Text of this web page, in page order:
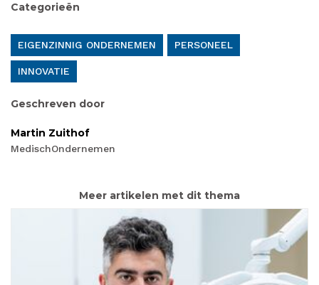
Categorieën
EIGENZINNIG ONDERNEMEN PERSONEEL
INNOVATIE
Geschreven door
Martin Zuithof
MedischOndernemen
Meer artikelen met dit thema